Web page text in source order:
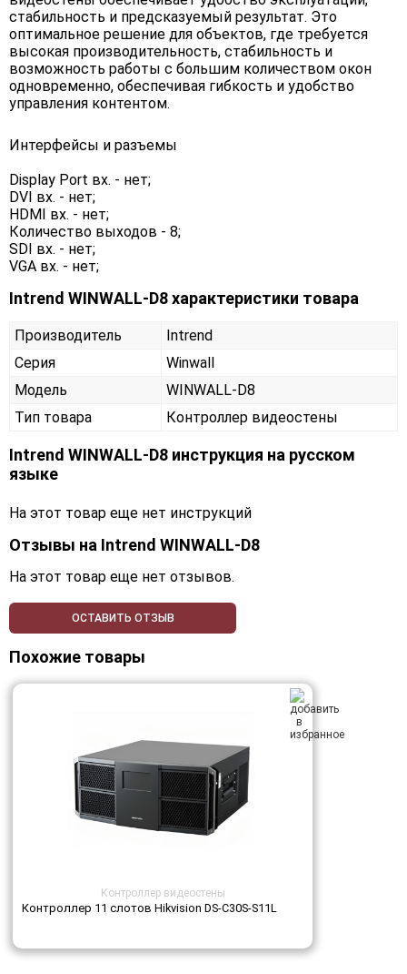
стабильность и предсказуемый результат. Это
оптимальное решение для объектов, где требуется
высокая производительность, стабильность и
возможность работы с большим количеством окон
одновременно, обеспечивая гибкость и удобство
управления контентом.
Интерфейсы и разъемы
Display Port вх. - нет;
DVI вх. - нет;
HDMI вх. - нет;
Количество выходов - 8;
SDI вх. - нет;
VGA вх. - нет;
Intrend WINWALL-D8 характеристики товара
Производитель
Intrend
Серия
Winwall
Модель
WINWALL-D8
Тип товара
Контроллер видеостены
Intrend WINWALL-D8 инструкция на русском
языке
На этот товар еще нет инструкций
Отзывы на Intrend WINWALL-D8
На этот товар еще нет отзывов.
ОСТАВИТЬ ОТЗЫВ
Похожие товары
Контроллер видеостены
Контроллер 11 слотов Hikvision DS-C30S-S11L